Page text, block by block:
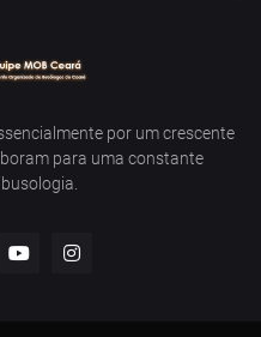
por um crescente
para uma constante